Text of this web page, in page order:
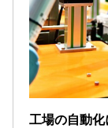
工場の自動